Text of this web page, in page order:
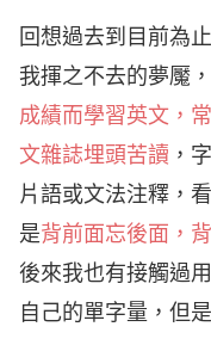
回想過去到目前為
我揮之不去的夢魘
成績而學習英文，
文雜誌埋頭苦讀 ，
片語或文法注釋，
是背前面忘後面，
後來我也有接觸過
自己的單字量，但